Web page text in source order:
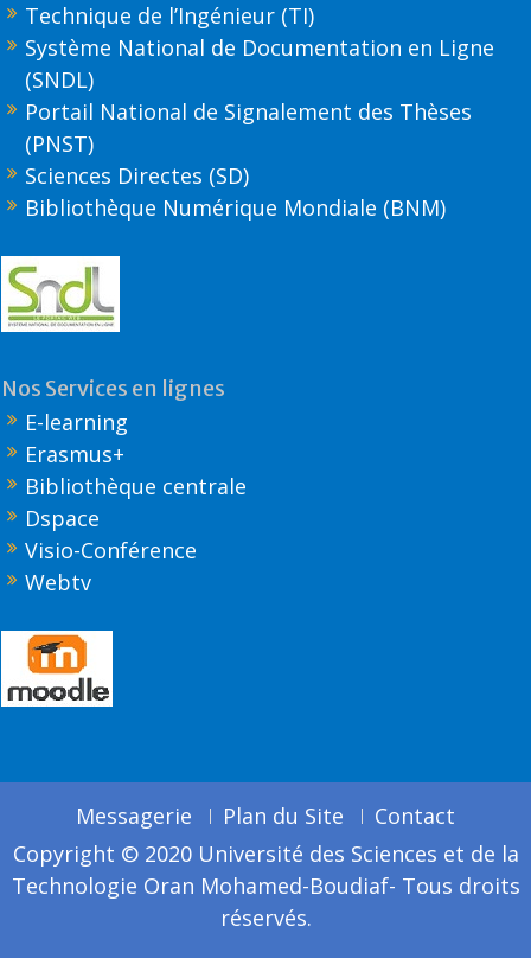
Technique de l’Ingénieur (TI)
Système National de Documentation en Ligne
(SNDL)
Portail National de Signalement des Thèses
(PNST)
Sciences Directes (SD)
Bibliothèque Numérique Mondiale (BNM)
Nos Services en lignes
E-learning
Erasmus+
Bibliothèque centrale
Dspace
Visio-Conférence
Webtv
Messagerie Plan du Site
Contact
Copyright © 2020 Université des Sciences et de la
Technologie Oran Mohamed-Boudiaf- Tous droits
réservés.